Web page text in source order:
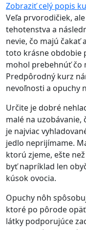
Zobraziť celý popis
Veľa prvorodičiek,
tehotenstva a
nevie, čo majú čakať
toto krásne obdobie
mohol prebehnúť čo
Predpôrodný kurz
nevoľnosti a opuchy
Určite je dobré
malé na uzobávanie,
je najviac
jedlo neprijímame.
ktorú zjeme, ešte
byť napríklad len
kúsok ovocia.
Opuchy nôh
ktoré po pôrode
látky podporujúce